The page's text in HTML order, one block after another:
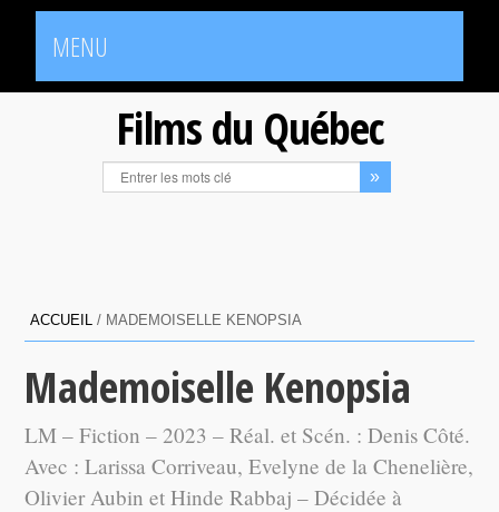
MENU
Films du Québec
ACCUEIL / MADEMOISELLE KENOPSIA
Mademoiselle Kenopsia
LM – Fiction – 2023 – Réal. et Scén. : Denis Côté.
Avec : Larissa Corriveau, Evelyne de la Chenelière,
Olivier Aubin et Hinde Rabbaj – Décidée à